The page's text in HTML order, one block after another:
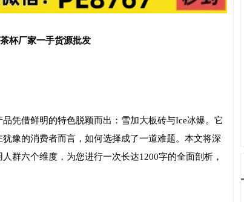
杯厂家一手货源批发
凭借鲜明的特色脱颖而出：雪加大板砖与Ice冰爆。它
豫的消费者而言，如何选择成了一道难题。本文将深
群六个维度，为您进行一次长达1200字的全面剖析，